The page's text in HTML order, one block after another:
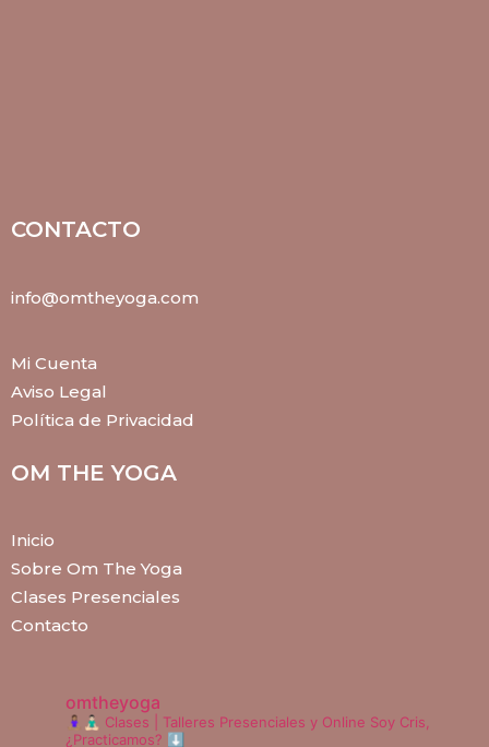
CONTACTO
info@omtheyoga.com
Mi Cuenta
Aviso Legal
Política de Privacidad
OM THE YOGA
Inicio
Sobre Om The Yoga
Clases Presenciales
Contacto
omtheyoga
🧘🏽‍♀️🧘🏻‍♂️ Clases | Talleres Presenciales y Online Soy Cris,
¿Practicamos? ⬇️